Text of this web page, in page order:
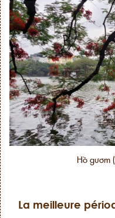
Hồ gươm
La meilleure